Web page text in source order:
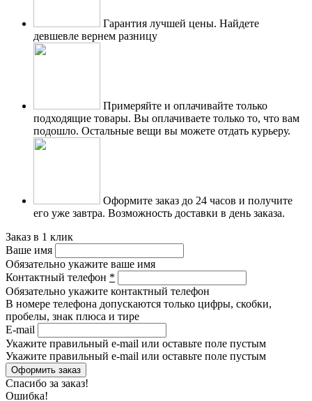
Гарантия лучшей цены. Найдете
девшевле вернем разницу
Примеряйте и оплачивайте только
подходящие товары. Вы оплачиваете только то, что вам
подошло. Остальные вещи вы можете отдать курьеру.
Оформите заказ до 24 часов и получите
его уже завтра. Возможность доставки в день заказа.
Заказ в 1 клик
Ваше имя
Обязательно укажите ваше имя
Контактный телефон *
Обязательно укажите контактный телефон
В номере телефона допускаются только цифры, скобки,
пробелы, знак плюса и тире
E-mail
Укажите правильный e-mail или оставьте поле пустым
Укажите правильный e-mail или оставьте поле пустым
Спасибо за заказ!
Ошибка!